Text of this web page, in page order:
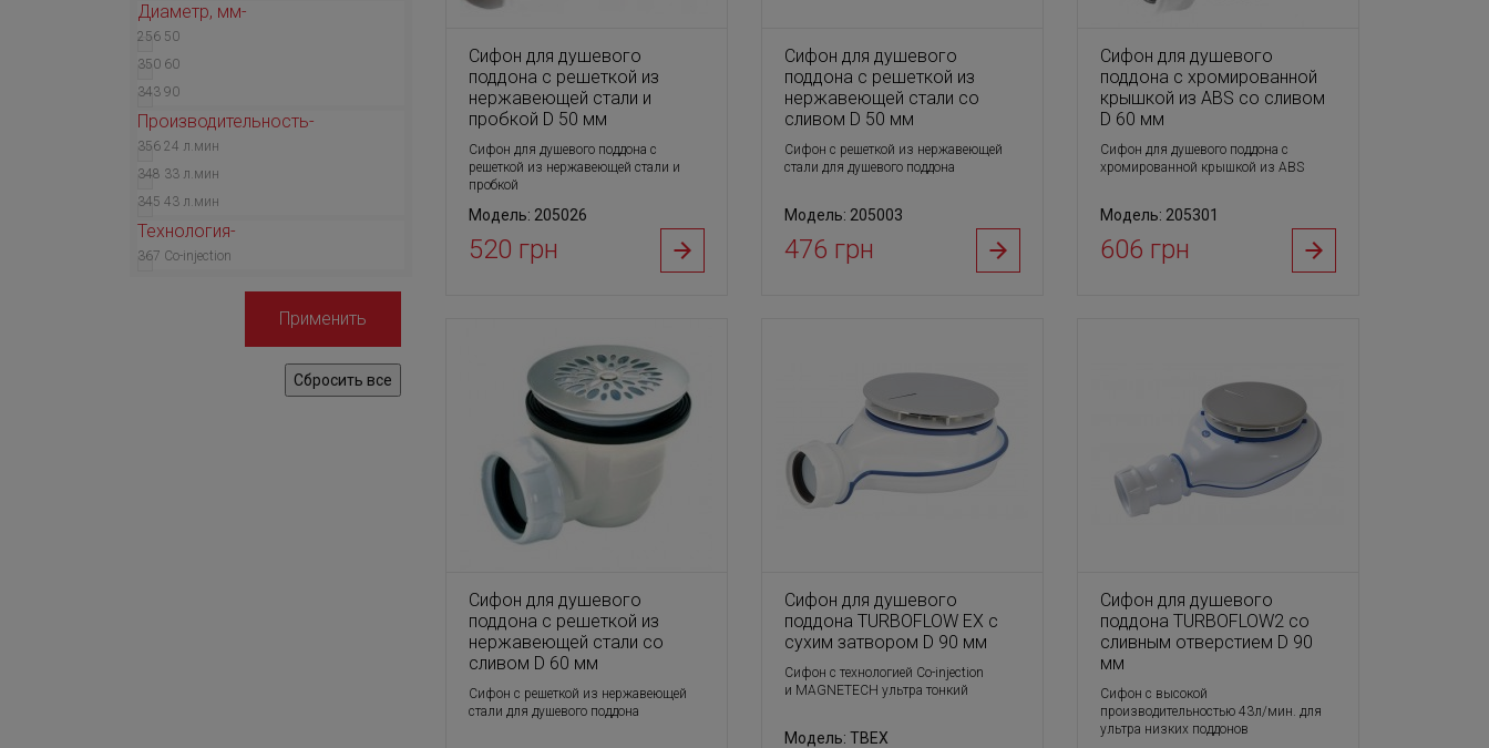
Диаметр, мм
256 50
350 60
343 90
Производительность
356 24 л.мин
348 33 л.мин
345 43 л.мин
Технология
367 Co-injection
Сифон для душевого
поддона с решеткой из
нержавеющей стали и
пробкой D 50 мм
Сифон для душевого поддона с
решеткой из нержавеющей стали и
пробкой
Модель: 205026
520 грн
Сифон для душевого
поддона с решеткой из
нержавеющей стали со
сливом D 50 мм
Сифон с решеткой из нержавеющей
стали для душевого поддона
Модель: 205003
476 грн
Сифон для душевого
поддона с хромированной
крышкой из ABS со сливом
D 60 мм
Сифон для душевого поддона с
хромированной крышкой из ABS
Модель: 205301
606 грн
Сифон для душевого
поддона с решеткой из
нержавеющей стали со
сливом D 60 мм
Сифон с решеткой из нержавеющей
стали для душевого поддона
Сифон для душевого
поддона TURBOFLOW EX с
сухим затвором D 90 мм
Сифон с технологией Co-injection
и MAGNETECH ультра тонкий
Модель: TBEX
Сифон для душевого
поддона TURBOFLOW2 со
сливным отверстием D 90
мм
Сифон с высокой
производительностью 43л/мин. для
ультра низких поддонов